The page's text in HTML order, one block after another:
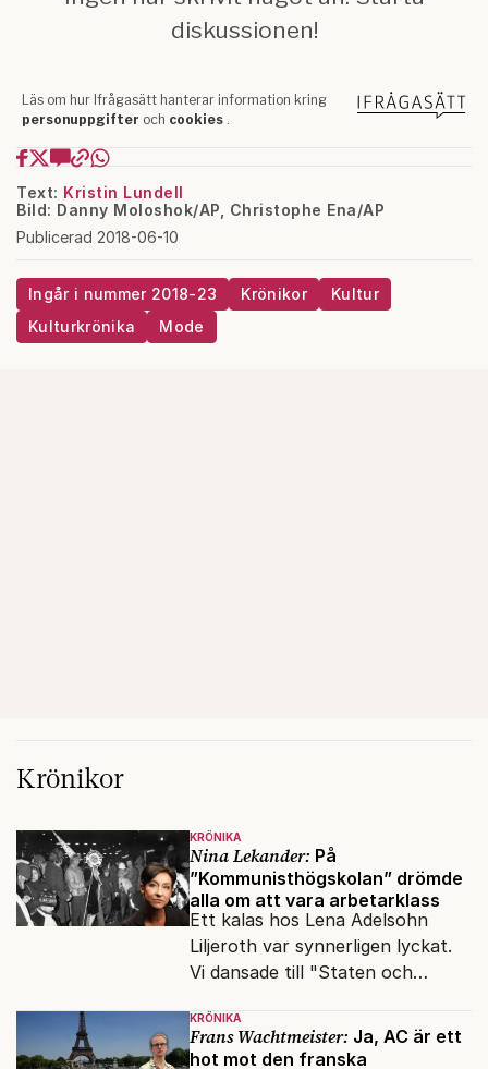
Text: Kristin Lundell
Bild: Danny Moloshok/AP, Christophe Ena/AP
Publicerad 2018-06-10
Ingår i nummer 2018-23 Krönikor
Kultur
Kulturkrönika
Mode
Krönikor
KRÖNIKA
Nina Lekander: På
”Kommunisthögskolan” drömde
alla om att vara arbetarklass
Ett kalas hos Lena Adelsohn
Liljeroth var synnerligen lyckat.
Vi dansade till "Staten och
KRÖNIKA
Frans Wachtmeister: Ja, AC är ett
hot mot den franska